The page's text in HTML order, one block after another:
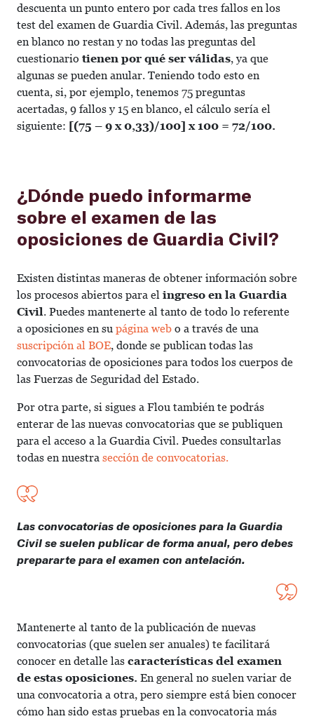
descuenta un punto entero por cada tres fallos en los
test del examen de Guardia Civil. Además, las preguntas
en blanco no restan y no todas las preguntas del
cuestionario tienen por qué ser válidas, ya que
algunas se pueden anular. Teniendo todo esto en
cuenta, si, por ejemplo, tenemos 75 preguntas
acertadas, 9 fallos y 15 en blanco, el cálculo sería el
siguiente: [(75 – 9 x 0,33)/100] x 100 = 72/100.
¿Dónde puedo informarme
sobre el examen de las
oposiciones de Guardia Civil?
Existen distintas maneras de obtener información sobre
los procesos abiertos para el ingreso en la Guardia
Civil. Puedes mantenerte al tanto de todo lo referente
a oposiciones en su página web o a través de una
suscripción al BOE, donde se publican todas las
convocatorias de oposiciones para todos los cuerpos de
las Fuerzas de Seguridad del Estado.
Por otra parte, si sigues a Flou también te podrás
enterar de las nuevas convocatorias que se publiquen
para el acceso a la Guardia Civil. Puedes consultarlas
todas en nuestra sección de convocatorias.
Las convocatorias de oposiciones para la Guardia
Civil se suelen publicar de forma anual, pero debes
prepararte para el examen con antelación.
Mantenerte al tanto de la publicación de nuevas
convocatorias (que suelen ser anuales) te facilitará
conocer en detalle las características del examen
de estas oposiciones. En general no suelen variar de
una convocatoria a otra, pero siempre está bien conocer
cómo han sido estas pruebas en la convocatoria más